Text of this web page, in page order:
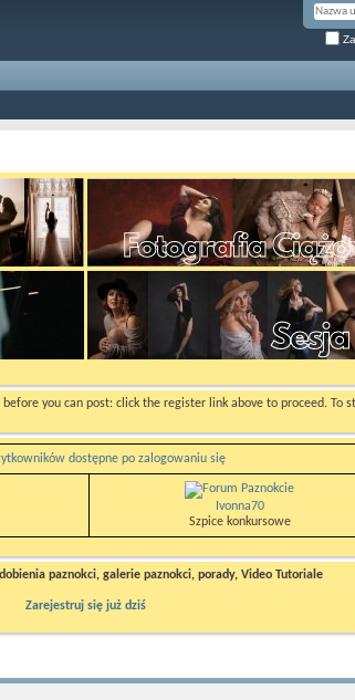
before you can post: click the register link above to proceed.
dostępne po zalogowaniu się
Ivonna70
Szpice konkursowe
paznokci, galerie paznokci, porady, Video Tutoriale
Zarejestruj się już dziś